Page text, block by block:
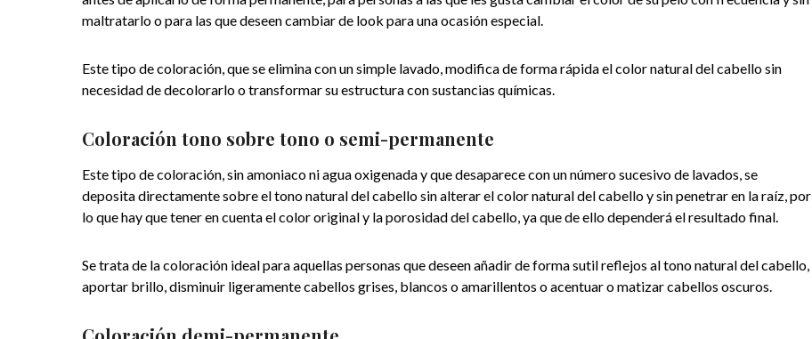
maltratarlo o para las que deseen cambiar de look para una ocasión especial.
Este tipo de coloración, que se elimina con un simple lavado, modifica de forma rápida el color natural del cabello sin
necesidad de decolorarlo o transformar su estructura con sustancias químicas.
Coloración tono sobre tono o semi-permanente
Este tipo de coloración, sin amoniaco ni agua oxigenada y que desaparece con un número sucesivo de lavados, se
deposita directamente sobre el tono natural del cabello sin alterar el color natural del cabello y sin penetrar en la raíz, por
lo que hay que tener en cuenta el color original y la porosidad del cabello, ya que de ello dependerá el resultado final.
Se trata de la coloración ideal para aquellas personas que deseen añadir de forma sutil reflejos al tono natural del cabello,
aportar brillo, disminuir ligeramente cabellos grises, blancos o amarillentos o acentuar o matizar cabellos oscuros.